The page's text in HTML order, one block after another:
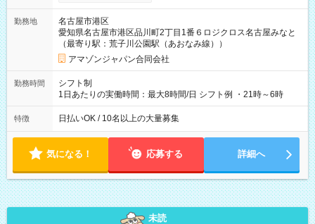
勤務地
名古屋市港区
愛知県名古屋市港区品川町2丁目1番６ロジクロス名古屋みなと
（最寄り駅：荒子川公園駅（あおなみ線））
アマゾンジャパン合同会社
勤務時間
シフト制
1日あたりの実働時間：最大8時間/日 シフト例 ・21時～6時
特徴 日払いOK / 10名以上の大量募集
気になる！ 応募する 詳細へ
未読